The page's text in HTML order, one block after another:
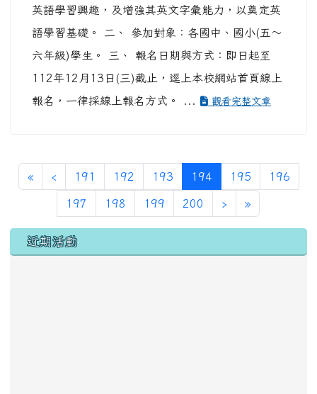
英語學習興趣，及增強其英文字彙能力，以奠定英
語學習基礎。 二、 參加對象：各國中、國小(五～
六年級)學生。 三、 報名日期與方式：即日起至
112年12月13日(三)截止，逕上本校網站首頁線上
報名，一律採線上報名方式。 ...
觀看完整文章
«第一頁
‹上一頁
191 192 193 194(目前頁次)
195 196
197 198 199 200 ›下一頁
»最後頁
左邊區域內容
近期活動